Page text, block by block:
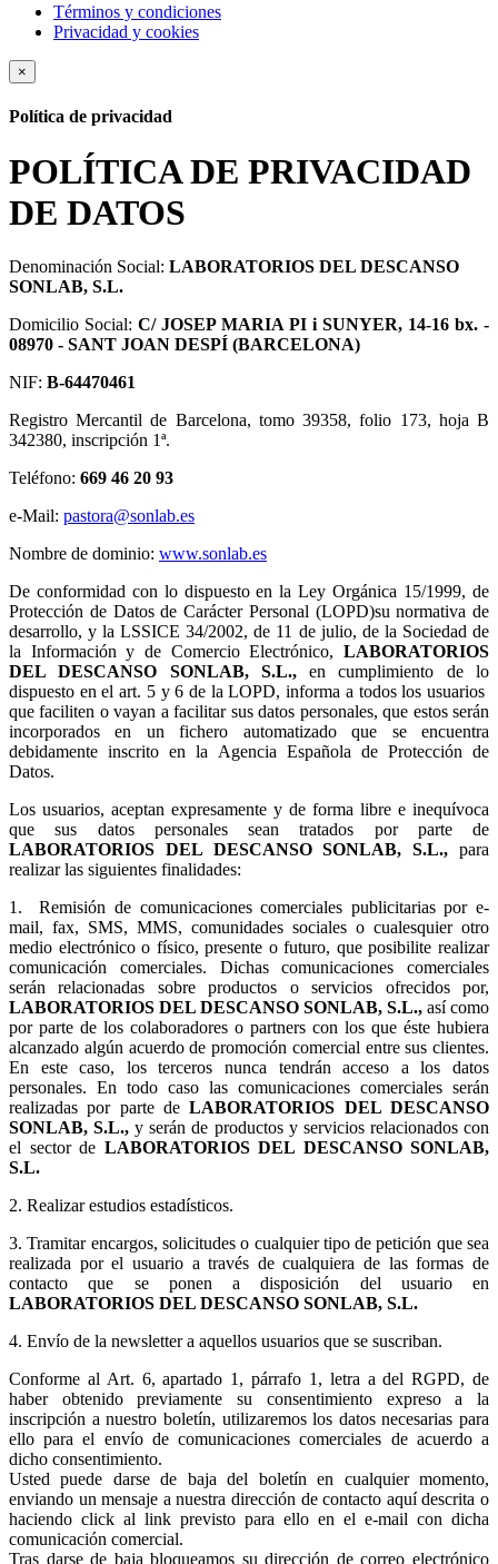
Términos y condiciones
Privacidad y cookies
×
Política de privacidad
POLÍTICA DE PRIVACIDAD
DE DATOS
Denominación Social: LABORATORIOS DEL DESCANSO
SONLAB, S.L.
Domicilio Social: C/ JOSEP MARIA PI i SUNYER, 14-16 bx. -
08970 - SANT JOAN DESPÍ (BARCELONA)
NIF: B-64470461
Registro Mercantil de Barcelona, tomo 39358, folio 173, hoja B
342380, inscripción 1ª.
Teléfono: 669 46 20 93
e-Mail: pastora@sonlab.es
Nombre de dominio: www.sonlab.es
De conformidad con lo dispuesto en la Ley Orgánica 15/1999, de
Protección de Datos de Carácter Personal (LOPD)su normativa de
desarrollo, y la LSSICE 34/2002, de 11 de julio, de la Sociedad de
la Información y de Comercio Electrónico, LABORATORIOS
DEL DESCANSO SONLAB, S.L.,en cumplimiento de lo
dispuesto en el art. 5 y 6 de la LOPD, informa a todos los usuarios
que faciliten o vayan a facilitar sus datos personales, que estos serán
incorporados en un fichero automatizado que se encuentra
debidamente inscrito en la Agencia Española de Protección de
Datos.
Los usuarios, aceptan expresamente y de forma libre e inequívoca
que sus datos personales sean tratados por parte de
LABORATORIOS DEL DESCANSO SONLAB, S.L., para
realizar las siguientes finalidades:
1.Remisión de comunicaciones comerciales publicitarias por e-
mail, fax, SMS, MMS, comunidades sociales o cualesquier otro
medio electrónico o físico, presente o futuro, que posibilite realizar
comunicación comerciales. Dichas comunicaciones comerciales
serán relacionadas sobre productos o servicios ofrecidos por,
LABORATORIOS DEL DESCANSO SONLAB, S.L., así como
por parte de los colaboradores o partners con los que éste hubiera
alcanzado algún acuerdo de promoción comercial entre sus clientes.
En este caso, los terceros nunca tendrán acceso a los datos
personales. En todo caso las comunicaciones comerciales serán
realizadas por parte deLABORATORIOS DEL DESCANSO
SONLAB, S.L., y serán de productos y servicios relacionados con
el sector de LABORATORIOS DEL DESCANSO SONLAB,
S.L.
2. Realizar estudios estadísticos.
3.Tramitar encargos, solicitudes o cualquier tipo de petición que sea
realizada por el usuario a través de cualquiera de las formas de
contacto que se ponen a disposición del usuario en
LABORATORIOS DEL DESCANSO SONLAB, S.L.
4. Envío de la newsletter a aquellos usuarios que se suscriban.
Conforme al Art. 6, apartado 1, párrafo 1, letra a del RGPD, de
haber obtenido previamente su consentimiento expreso a la
inscripción a nuestro boletín, utilizaremos los datos necesarias para
ello para el envío de comunicaciones comerciales de acuerdo a
dicho consentimiento.
Usted puede darse de baja del boletín en cualquier momento,
enviando un mensaje a nuestra dirección de contacto aquí descrita o
haciendo click al link previsto para ello en el e-mail con dicha
comunicación comercial.
Tras darse de baja bloqueamos su dirección de correo electrónico